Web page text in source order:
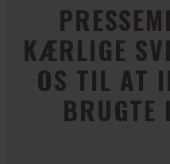
KÆRLIGE
OS TIL AT
BRUGTE